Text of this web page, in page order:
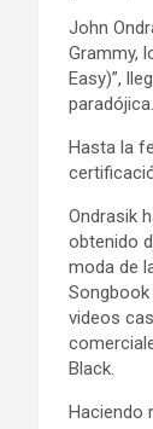
John
Grammy,
Easy)”,
paradójica.
Hasta la
Ondrasik
obtenido
moda de
videos
Black.
Haciendo